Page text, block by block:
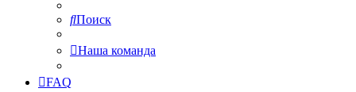
Поиск
Наша команда
FAQ